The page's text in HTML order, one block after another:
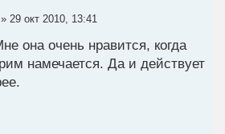
» 29 окт 2010, 13:41
она очень нравится, когда
намечается. Да и действует